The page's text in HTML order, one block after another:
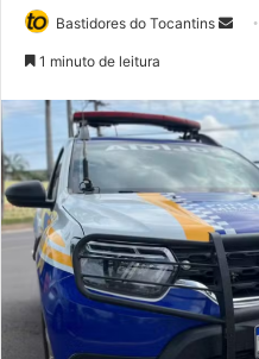
Bastidores do Tocantins
d
u
m
e
-
m
a
1 minuto de leitura